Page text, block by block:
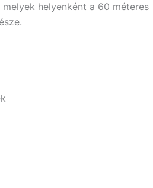
helyenként a 60 méteres